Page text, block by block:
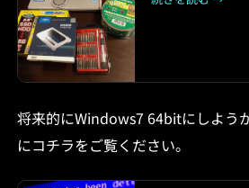
将来的にWindows7 64bitにしよう
にコチラをご覧ください。